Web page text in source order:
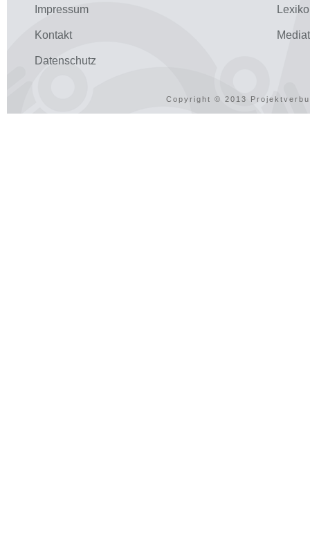
Impressum
Kontakt
Datenschutz
Copyright © 2013